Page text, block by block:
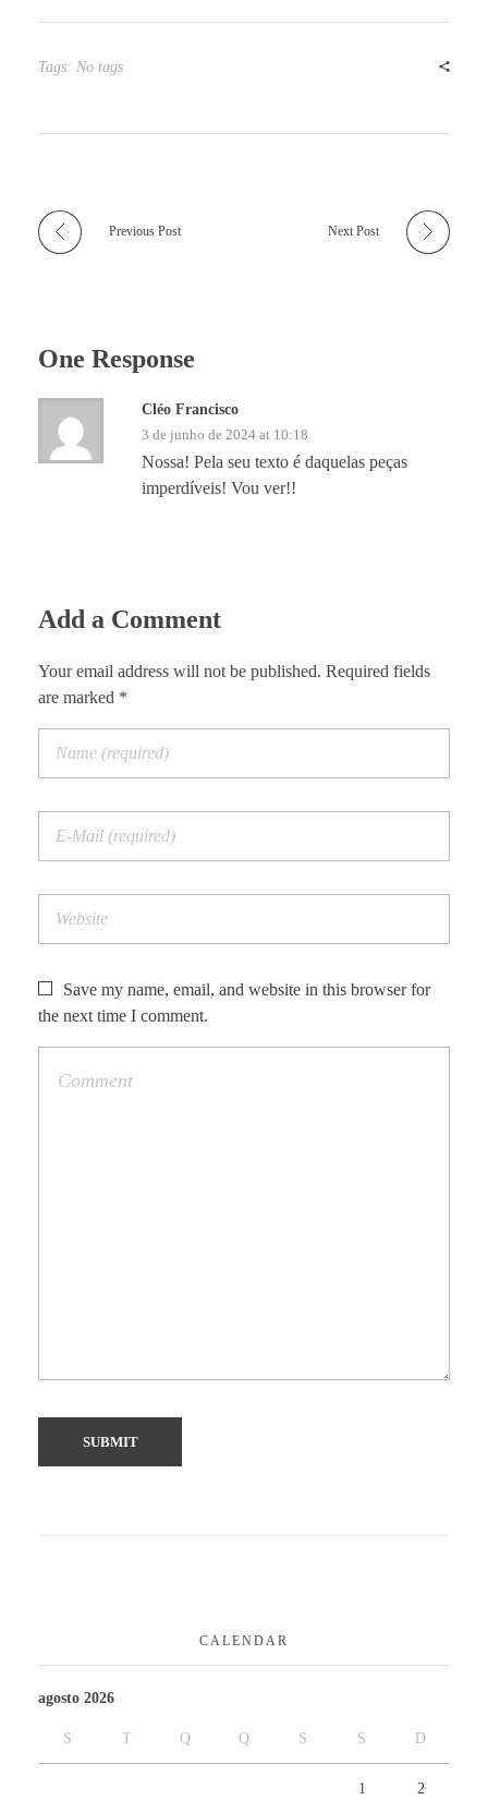
Tags: No tags
Previous Post Next Post
One Response
Cléo Francisco
3 de junho de 2024 at 10:18
Nossa! Pela seu texto é daquelas peças
imperdíveis! Vou ver!!
Add a Comment
Your email address will not be published. Required fields
are marked *
Save my name, email, and website in this browser for
the next time I comment.
CALENDAR
agosto 2026
S T Q Q S S D
1 2